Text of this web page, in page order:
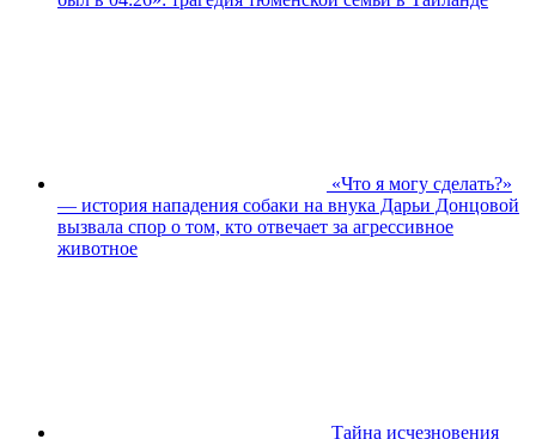
«Что я могу сделать?»
— история нападения собаки на внука Дарьи Донцовой
вызвала спор о том, кто отвечает за агрессивное
животное
Тайна исчезновения